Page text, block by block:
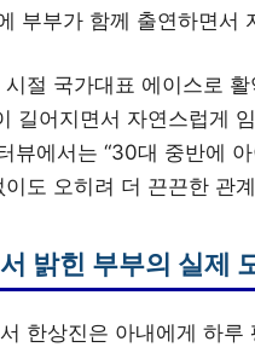
부부가 함께 출연하면
절 국가대표 에이스로
길어지면서 자연스럽게
뷰에서는 “30대 중반에
도 오히려 더 끈끈한 관
밝힌 부부의 실제
한상진은 아내에게 하